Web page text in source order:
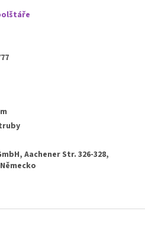
Aachener Str. 326-328,